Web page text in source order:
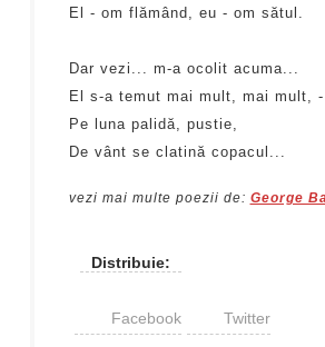
El - om flămând, eu - om sătul.
Dar vezi... m-a ocolit acuma...
El s-a temut mai mult, mai mult,
Pe luna palidă, pustie,
De vânt se clatină copacul...
vezi mai multe poezii de: George
Distribuie:
Facebook Twitter